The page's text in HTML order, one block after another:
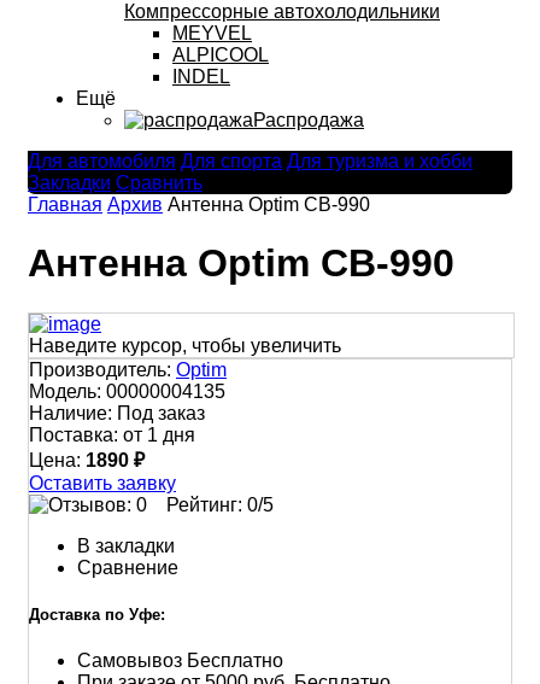
Компрессорные автохолодильники
MEYVEL
ALPICOOL
INDEL
Ещё
Распродажа
Для автомобиля Для спорта Для туризма и хобби
Закладки Сравнить
Главная Архив Антенна Optim CB-990
Антенна Optim CB-990
Наведите курсор, чтобы увеличить
Производитель: Optim
Модель: 00000004135
Наличие: Под заказ
Поставка: от 1 дня
Цена: 1890 ₽
Оставить заявку
Рейтинг: 0/5
В закладки
Сравнение
Доставка по Уфе:
Самовывоз Бесплатно